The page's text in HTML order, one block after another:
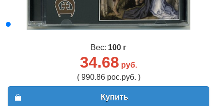
Вес: 100 г
34.68 руб.
( 990.86 рос.руб. )
Купить